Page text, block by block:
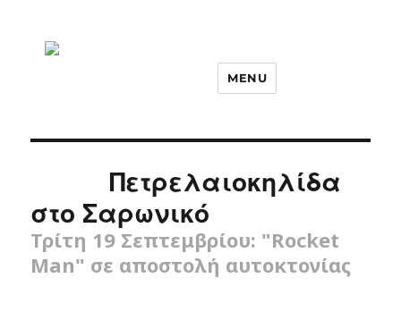
MENU
Πετρελαιοκηλίδα
στο Σαρωνικό
Τρίτη 19 Σεπτεμβρίου: "Rocket
Man" σε αποστολή αυτοκτονίας